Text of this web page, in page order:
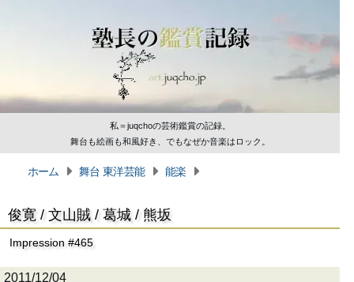
私＝juqchoの芸術鑑賞の記録。
舞台も絵画も和風好き、でもなぜか音楽はロック。
ホーム 舞台 東洋芸能 能楽
俊寛 / 文山賊 / 葛城 / 熊坂
Impression #465
2011/12/04